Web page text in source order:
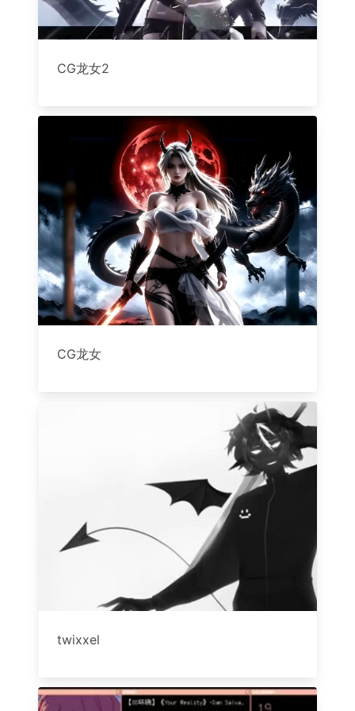
CG龙女2
CG龙女
twixxel